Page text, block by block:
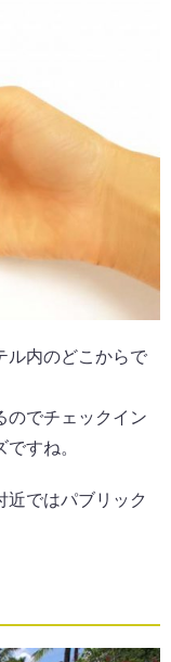
ル内のどこからで
のでチェックイン
すね。
近ではパブリック